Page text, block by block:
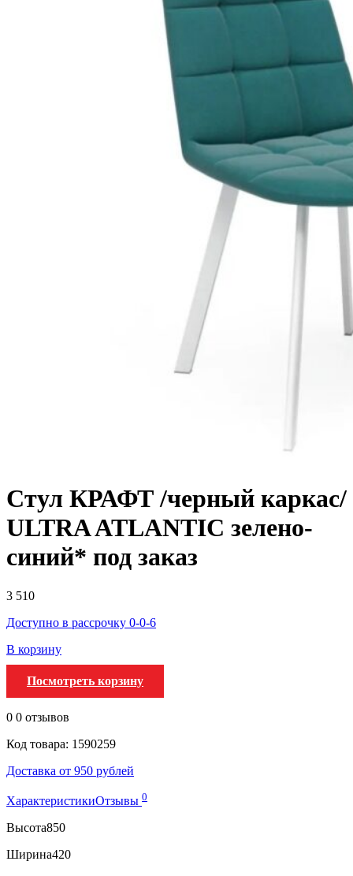
Стул КРАФТ /черный каркас/
ULTRA ATLANTIC зелено-
синий* под заказ
3 510
Доступно в рассрочку 0-0-6
В корзину
Посмотреть корзину
0 0 отзывов
Код товара: 1590259
Доставка от 950 рублей
ХарактеристикиОтзывы 0
Высота850
Ширина420